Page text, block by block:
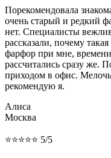
Порекомендовала
очень старый и редкий
нет. Специалисты
рассказали, почему
фарфор при мне,
рассчитались сразу же.
приходом в офис.
рекомендую я.
Алиса
Москва
⭐⭐⭐⭐⭐ 5/5